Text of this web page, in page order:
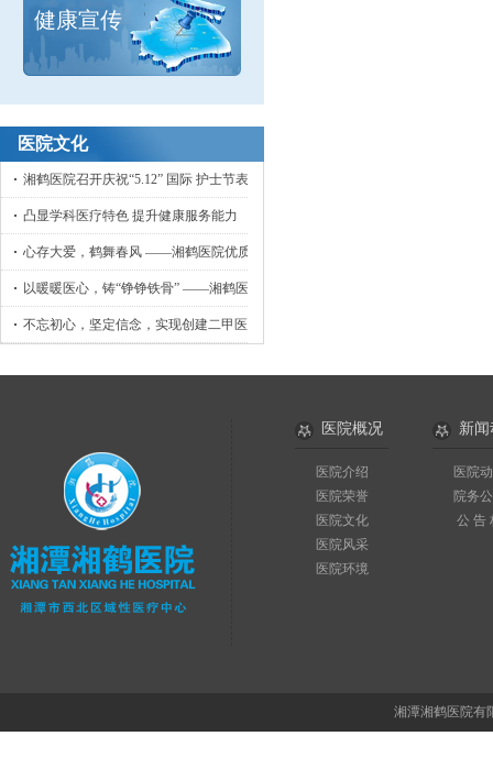
健康宣传
医院文化
湘鹤医院召开庆祝“5.12” 国际 护士节表彰大会
凸显学科医疗特色 提升健康服务能力
心存大爱，鹤舞春风 ——湘鹤医院优质护理工作侧记
以暖暖医心，铸“铮铮铁骨” ——湘鹤医院骨外科小记
不忘初心，坚定信念，实现创建二甲医院目标
医院概况
医院介绍
医院荣誉
医院文化
医院风采
医院环境
新
医院
院务
公 告
湘潭湘鹤医院有